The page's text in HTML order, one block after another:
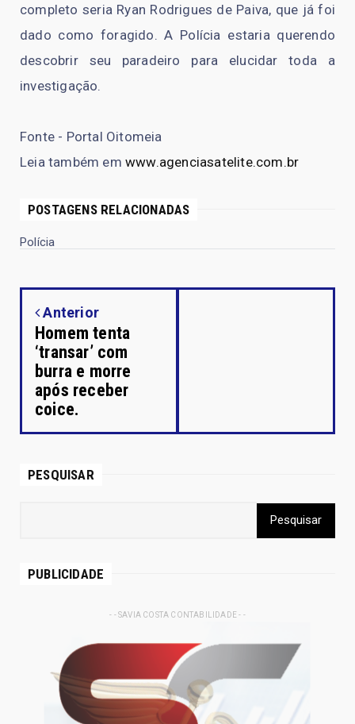
completo seria Ryan Rodrigues de Paiva, que já foi
dado como foragido. A Polícia estaria querendo
descobrir seu paradeiro para elucidar toda a
investigação.
Fonte - Portal Oitomeia
Leia também em www.agenciasatelite.com.br
POSTAGENS RELACIONADAS
Polícia
Anterior
Homem tenta
‘transar’ com
burra e morre
após receber
coice.
PESQUISAR
PUBLICIDADE
- - SAVIA COSTA CONTABILIDADE - -